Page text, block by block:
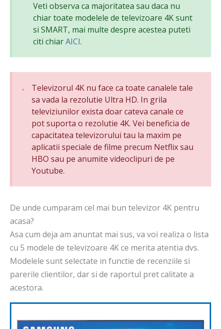
Veti observa ca majoritatea sau daca nu
chiar toate modelele de televizoare 4K sunt
si SMART, mai multe despre acestea puteti
citi chiarAICI.
Televizorul 4K nu face ca toate canalele tale
sa vada la rezolutie Ultra HD. In grila
televiziunilor exista doar cateva canale ce
pot suporta o rezolutie 4K. Vei beneficia de
capacitatea televizorului tau la maxim pe
aplicatii speciale de filme precum Netflix sau
HBO sau pe anumite videoclipuri de pe
Youtube.
De unde cumparam cel mai bun televizor 4K pentru
acasa?
Asa cum deja am anuntat mai sus, va voi realiza o lista
cu 5 modele de televizoare 4K ce merita atentia dvs.
Modelele sunt selectate in functie de recenziile si
parerile clientilor, dar si de raportul pret calitate a
acestora.